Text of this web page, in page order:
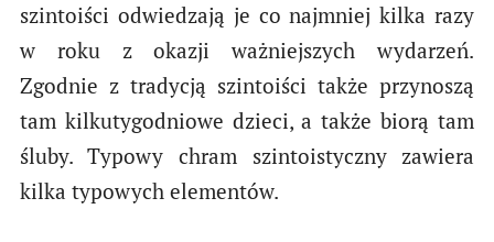
szintoiści odwiedzają je co najmniej kilka razy
w roku z okazji ważniejszych wydarzeń.
Zgodnie z tradycją szintoiści także przynoszą
tam kilkutygodniowe dzieci, a także biorą tam
śluby. Typowy chram szintoistyczny zawiera
kilka typowych elementów.